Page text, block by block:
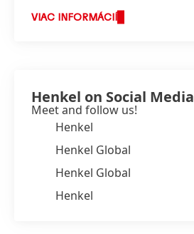
VIAC INFORMÁCIÍ
Henkel on Social Media
Meet and follow us!
Henkel
Henkel Global
Henkel Global
Henkel